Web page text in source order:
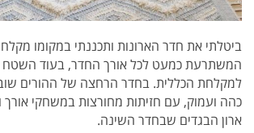
ביטלתי את חדר הארונות ותכננתי במקומו
המשתרעת כמעט לכל אורך החדר, בעוד השטח
למקלחת הכללית. בחדר הרחצה של ההורים שובץ
כהה ועמוק, עם חזיתות מחורצות במשחקי
ארון הבגדים שבחדר השינה.